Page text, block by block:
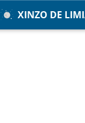
XINZO DE